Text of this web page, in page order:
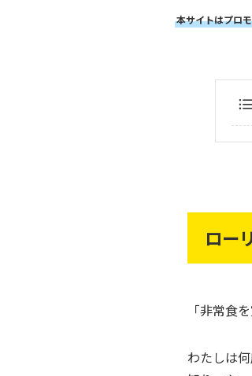
本サイトはプロ
ロー
「非常食
わたしは